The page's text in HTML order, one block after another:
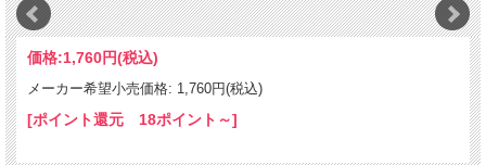
価格:1,760円(税込)
メーカー希望小売価格: 1,760円(税込)
[ポイント還元 18ポイント～]